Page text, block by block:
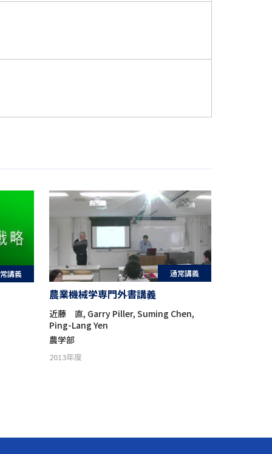
講義 通常講義
農業機械学専門外書講義
近藤 直, Garry Piller, Suming Chen,
Ping-Lang Yen
農学部
2013年度